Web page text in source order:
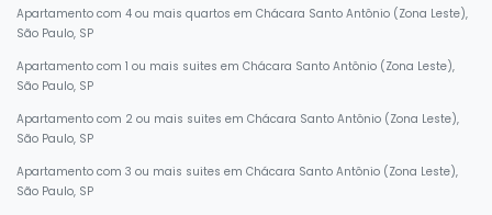
Apartamento com 4 ou mais quartos em Chácara Santo Antônio (Zona Leste),
São Paulo, SP
Apartamento com 1 ou mais suites em Chácara Santo Antônio (Zona Leste),
São Paulo, SP
Apartamento com 2 ou mais suites em Chácara Santo Antônio (Zona Leste),
São Paulo, SP
Apartamento com 3 ou mais suites em Chácara Santo Antônio (Zona Leste),
São Paulo, SP